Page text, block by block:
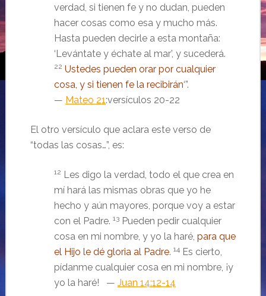
verdad, si tienen fe y no dudan, pueden
hacer cosas como esa y mucho más.
Hasta pueden decirle a esta montaña:
‘Levántate y échate al mar’, y sucederá.
22 Ustedes pueden orar por cualquier
cosa, y si tienen fe la recibirán‘”.
— Mateo 21:versículos 20-22
El otro versículo que aclara este verso de
“todas las cosas…”, es:
12 Les digo la verdad, todo el que crea en
mí hará las mismas obras que yo he
hecho y aún mayores, porque voy a estar
con el Padre. 13Pueden pedir cualquier
cosa en mi nombre, y yo la haré, para que
el Hijo le dé gloria al Padre. 14Es cierto,
pídanme cualquier cosa en mi nombre, ¡y
yo la haré! — Juan 14:12-14